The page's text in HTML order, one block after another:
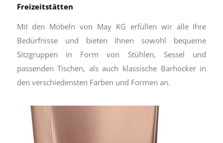
Freizeitstätten
Mit den Möbeln von May KG erfüllen wir alle Ihre
Bedürfnisse und bieten Ihnen sowohl bequeme
Sitzgruppen in Form von Stühlen, Sessel und
passenden Tischen, als auch klassische Barhocker in
den verschiedensten Farben und Formen an.